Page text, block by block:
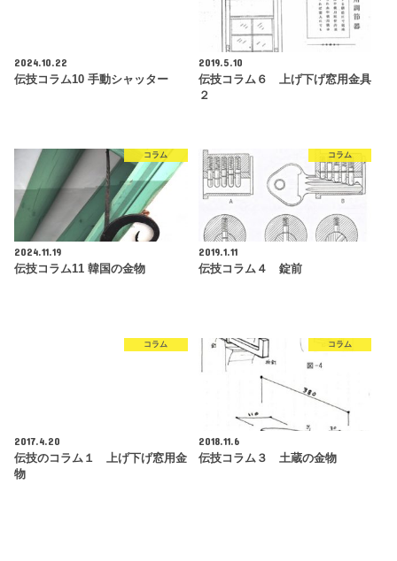
2024.10.22
伝技コラム10 手動シャッター
2019.5.10
伝技コラム６ 上げ下げ窓用金具
２
コラム
2024.11.19
伝技コラム11 韓国の金物
コラム
2019.1.11
伝技コラム４ 錠前
コラム
2017.4.20
伝技のコラム１ 上げ下げ窓用金
物
コラム
2018.11.6
伝技コラム３ 土蔵の金物